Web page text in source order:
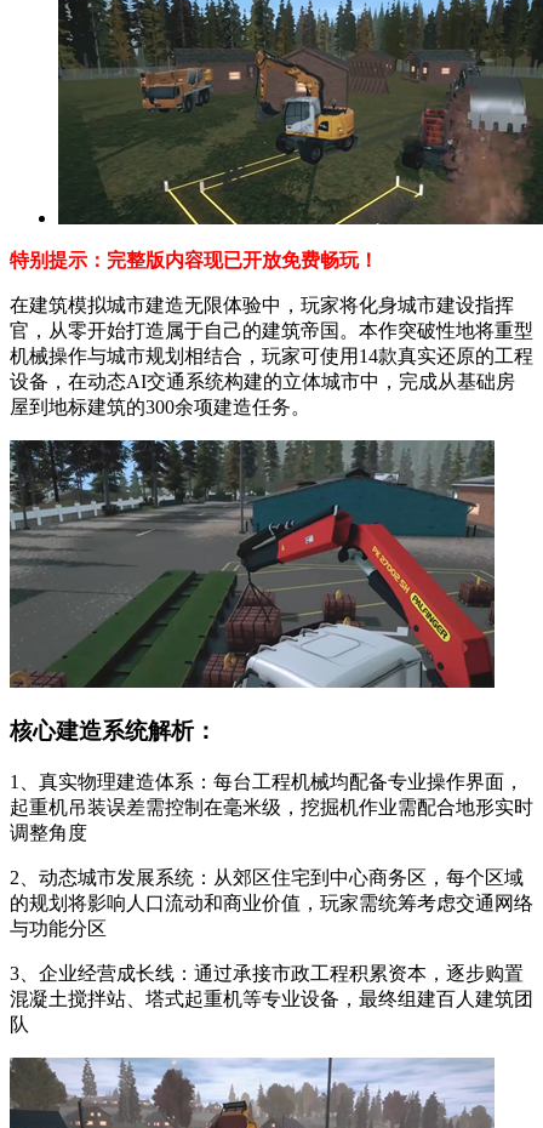
特别提示：完整版内容现已开放免费畅玩！
在建筑模拟城市建造无限体验中，玩家将化身城市建设指挥
官，从零开始打造属于自己的建筑帝国。本作突破性地将重型
机械操作与城市规划相结合，玩家可使用14款真实还原的工程
设备，在动态AI交通系统构建的立体城市中，完成从基础房
屋到地标建筑的300余项建造任务。
核心建造系统解析：
1、真实物理建造体系：每台工程机械均配备专业操作界面，
起重机吊装误差需控制在毫米级，挖掘机作业需配合地形实时
调整角度
2、动态城市发展系统：从郊区住宅到中心商务区，每个区域
的规划将影响人口流动和商业价值，玩家需统筹考虑交通网络
与功能分区
3、企业经营成长线：通过承接市政工程积累资本，逐步购置
混凝土搅拌站、塔式起重机等专业设备，最终组建百人建筑团
队